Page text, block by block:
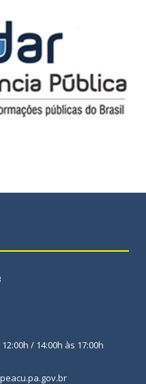
/ 14:00h às 17:00h